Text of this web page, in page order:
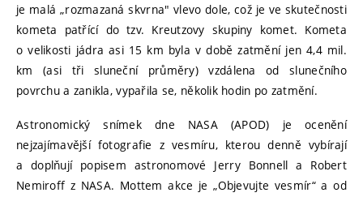
je malá „rozmazaná skvrna" vlevo dole, což je ve skutečnosti
kometa patřící do tzv. Kreutzovy skupiny komet. Kometa
o velikosti jádra asi 15 km byla v době zatmění jen 4,4 mil.
km (asi tři sluneční průměry) vzdálena od slunečního
povrchu a zanikla, vypařila se, několik hodin po zatmění.
Astronomický snímek dne NASA (APOD) je ocenění
nejzajímavější fotografie z vesmíru, kterou denně vybírají
a doplňují popisem astronomové Jerry Bonnell a Robert
Nemiroff z NASA. Mottem akce je „Objevujte vesmír“ a od